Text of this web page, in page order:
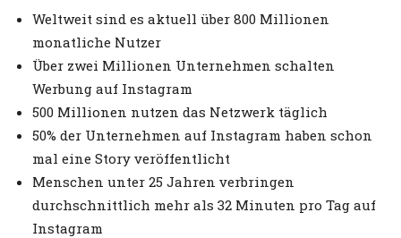
Weltweit sind es aktuell über 800 Millionen
monatliche Nutzer
Über zwei Millionen Unternehmen schalten
Werbung auf Instagram
500 Millionen nutzen das Netzwerk täglich
50% der Unternehmen auf Instagram haben schon
mal eine Story veröffentlicht
Menschen unter 25 Jahren verbringen
durchschnittlich mehr als 32 Minuten pro Tag auf
Instagram